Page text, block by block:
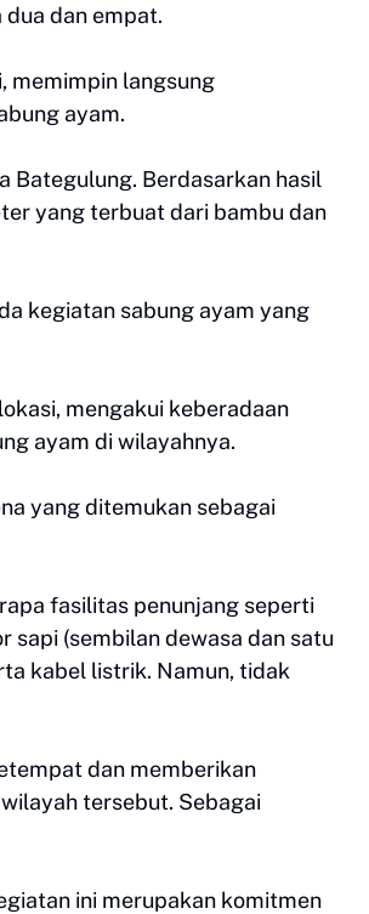
dan empat.
memimpin langsung
ayam.
Bategulung. Berdasarkan hasil
yang terbuat dari bambu dan
kegiatan sabung ayam yang
mengakui keberadaan
ayam di wilayahnya.
yang ditemukan sebagai
fasilitas penunjang seperti
sapi (sembilan dewasa dan satu
kabel listrik. Namun, tidak
dan memberikan
tersebut. Sebagai
ini merupakan komitmen